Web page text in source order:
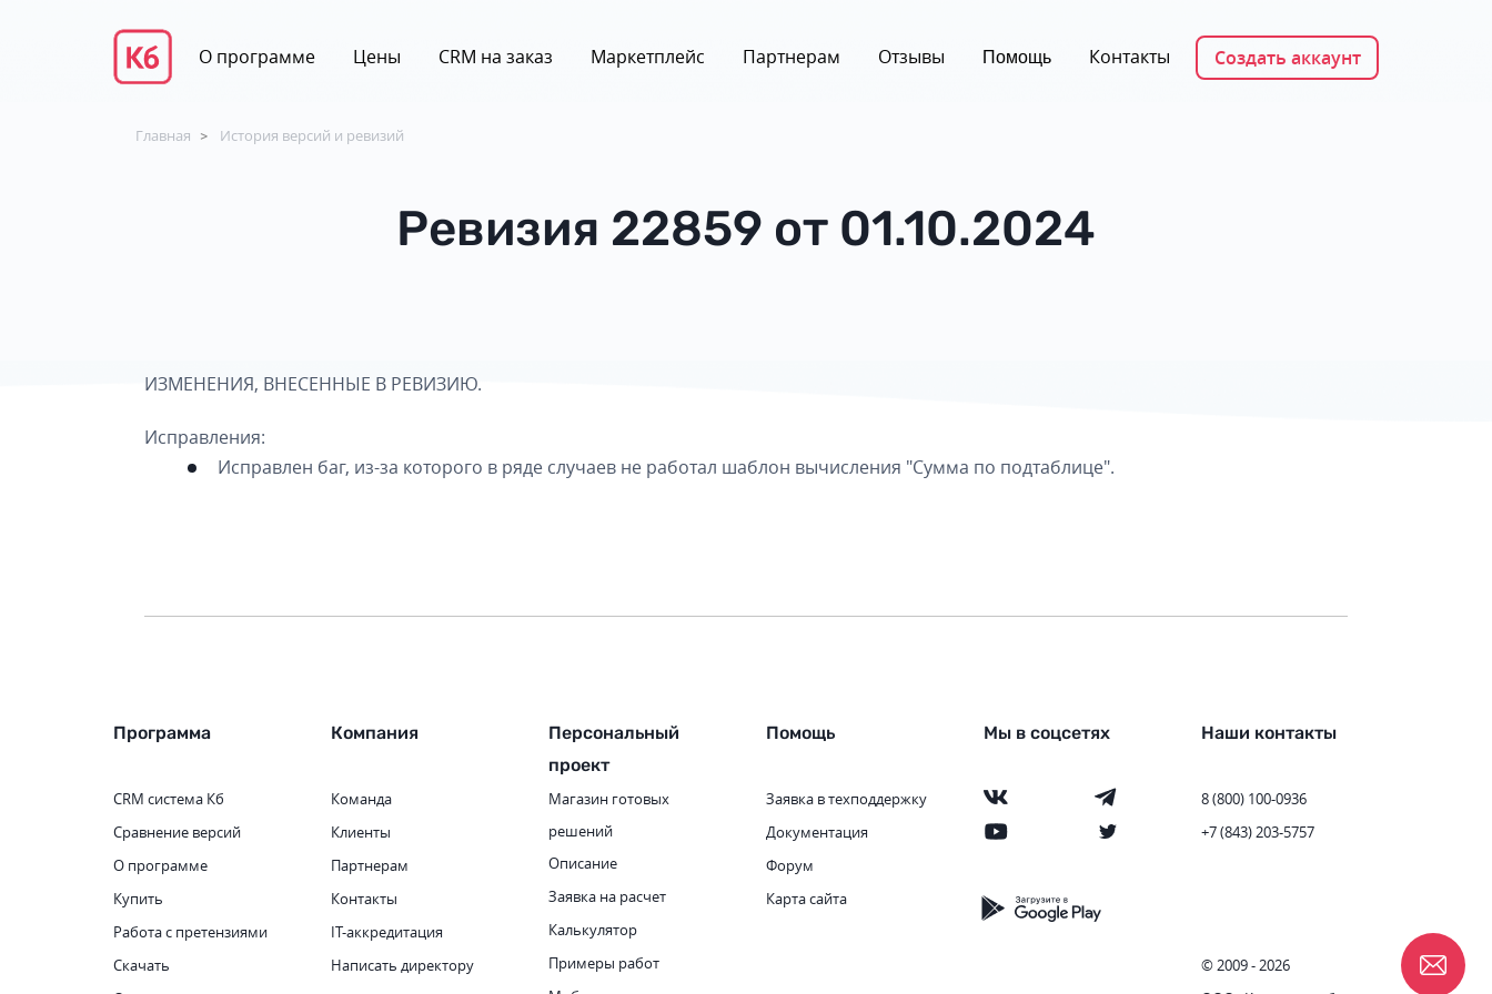
О программе Цены CRM на заказ Маркетплейс Партнерам Отзывы Помощь Контакты Создать аккаунт
Главная > История версий и ревизий
Ревизия 22859 от 01.10.2024
ИЗМЕНЕНИЯ, ВНЕСЕННЫЕ В РЕВИЗИЮ.
Исправления:
Исправлен баг, из-за которого в ряде случаев не работал шаблон вычисления "Сумма по подтаблице".
Программа
CRM система Кб
Сравнение версий
О программе
Купить
Работа с претензиями
Скачать
Компания
Команда
Клиенты
Партнерам
Контакты
IT-аккредитация
Написать директору
Персональный
проект
Магазин готовых
решений
Описание
Заявка на расчет
Калькулятор
Примеры работ
Помощь
Заявка в техподдержку
Документация
Форум
Карта сайта
Мы в соцсетях Наши контакты
8 (800) 100-0936
+7 (843) 203-5757
© 2009 - 2026